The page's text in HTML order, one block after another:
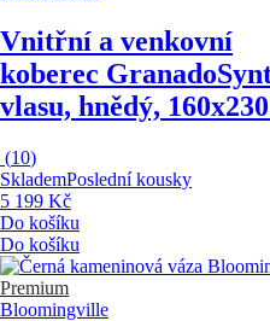
Vnitřní a venkovní
koberec Granado
vlasu, hnědý,
(10)
SklademPoslední kousky
5 199 Kč
Do košíku
Do košíku
Premium
Bloomingville